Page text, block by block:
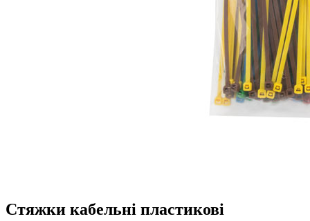
Стяжки кабельні пластикові